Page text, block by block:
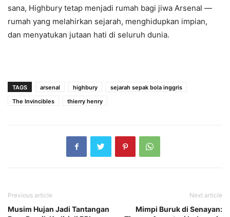
sana, Highbury tetap menjadi rumah bagi jiwa Arsenal —
rumah yang melahirkan sejarah, menghidupkan impian,
dan menyatukan jutaan hati di seluruh dunia.
TAGS arsenal highbury
sejarah sepak bola inggris
The Invincibles
thierry henry
Previous article
Musim Hujan Jadi Tantangan
Next article
Mimpi Buruk di Senayan: